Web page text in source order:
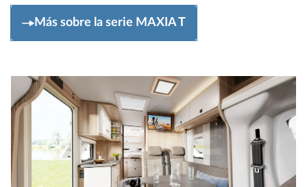
Más sobre la serie MAXIA T